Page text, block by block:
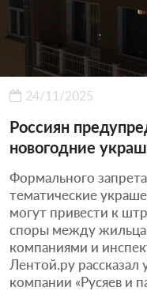
24/11/2025
Россиян
новогодние
Формального
тематические
могут привести к
споры между
компаниями и
Лентой.ру
компании «Русяев и